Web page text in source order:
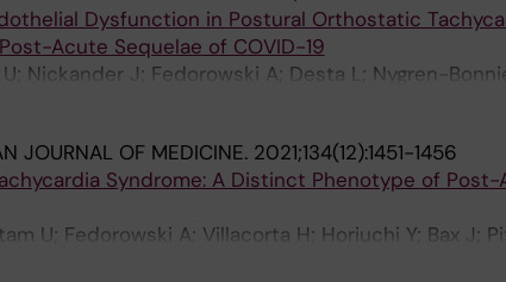
Dysfunction in Postural Orthostatic
Acute Sequelae of COVID-19
Nickander J; Fedorowski A; Desta L; Nygren-
JOURNAL OF MEDICINE. 2021;134(12):1451-1456
Syndrome: A Distinct Phenotype of Post-
U; Fedorowski A; Villacorta H; Horiuchi Y; Bax J;